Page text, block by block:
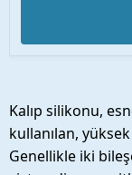
Kalıp silikonu,
kullanılan,
Genellikle iki